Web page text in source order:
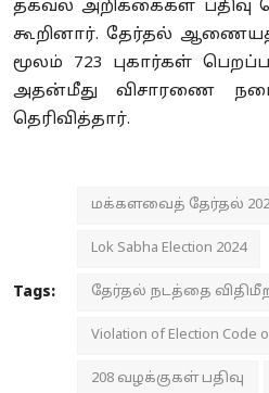
தகவல் அறிக்கைகள் பதிவு
கூறினார். தேர்தல்
மூலம் 723 புகார்கள்
அதன்மீது விசாரணை
தெரிவித்தார்.
Tags:
மக்களவைத் தேர்தல்
Lok Sabha Election 2024
தேர்தல் நடத்தை
Violation of Election Code
208 வழக்குகள் பதிவு